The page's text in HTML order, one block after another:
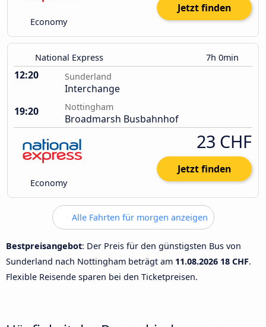
Economy
Jetzt finden
National Express 7h 0min
12:20 Sunderland
Interchange
19:20
Nottingham
Broadmarsh Busbahnhof
Economy
23 CHF
Jetzt finden
Alle Fahrten für morgen anzeigen
Bestpreisangebot: Der Preis für den günstigsten Bus von
Sunderland nach Nottingham beträgt am 11.08.2026 18 CHF.
Flexible Reisende sparen bei den Ticketpreisen.